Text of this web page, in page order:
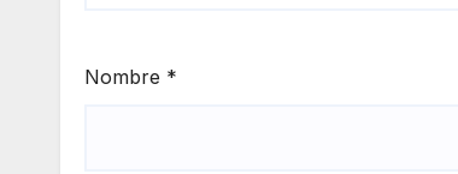
Nombre *